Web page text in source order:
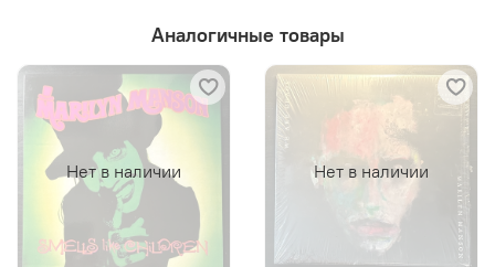
Аналогичные товары
Нет в наличии Нет в наличии